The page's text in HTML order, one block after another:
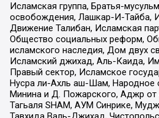
Исламская группа, Братья-
освобождения, Лашкар-И-Тайба,
Движение Талибан, Исламская
Общество социальных реформ,
исламского наследия, Дом двух
Исламский джихад, Аль-Каида,
Правый сектор, Исламское
Нусра ли-Ахль аш-Шам, Народное
Минина и Д. Пожарского, Аджр от
Тагьаля SHAM, АУМ Синрике,